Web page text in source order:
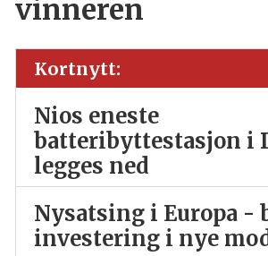
vinneren
Kortnytt:
Nios eneste
batteribyttestasjon i
legges ned
Nysatsing i Europa -
investering i nye